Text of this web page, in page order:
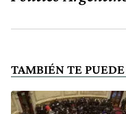
TAMBIÉN TE